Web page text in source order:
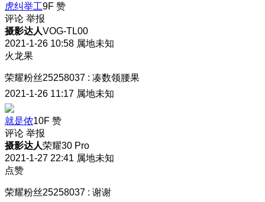
虎纠举工9F 赞
评论 举报
摄影达人VOG-TL00
2021-1-26 10:58 属地未知
火龙果
荣耀粉丝25258037 : 凑数领腰果
2021-1-26 11:17 属地未知
就是侬10F 赞
评论 举报
摄影达人荣耀30 Pro
2021-1-27 22:41 属地未知
点赞
荣耀粉丝25258037 : 谢谢